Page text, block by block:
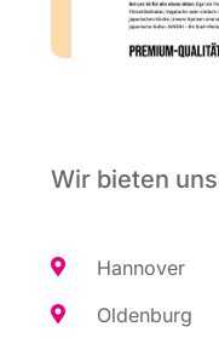
Wir bieten
Han­no­ver
Olden­burg